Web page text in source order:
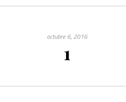
octubre 6, 2016
1